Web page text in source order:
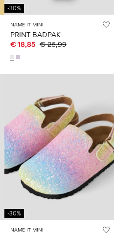
-30%
NAME IT MINI
PRINT BADPAK
€ 18,85 € 26,99
-30%
NAME IT MINI